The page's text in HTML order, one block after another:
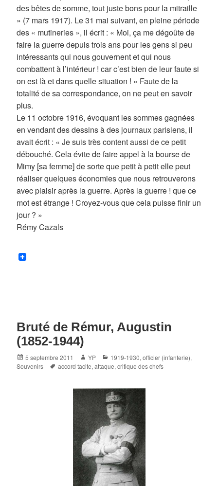
des bêtes de somme, tout juste bons pour la mitraille
» (7 mars 1917). Le 31 mai suivant, en pleine période
des « mutineries », il écrit : « Moi, ça me dégoûte de
faire la guerre depuis trois ans pour les gens si peu
intéressants qui nous gouvernent et qui nous
combattent à l’intérieur ! car c’est bien de leur faute si
on est là et dans quelle situation ! » Faute de la
totalité de sa correspondance, on ne peut en savoir
plus.
Le 11 octobre 1916, évoquant les sommes gagnées
en vendant des dessins à des journaux parisiens, il
avait écrit : « Je suis très content aussi de ce petit
débouché. Cela évite de faire appel à la bourse de
Mimy [sa femme] de sorte que petit à petit elle peut
réaliser quelques économies que nous retrouverons
avec plaisir après la guerre. Après la guerre ! que ce
mot est étrange ! Croyez-vous que cela puisse finir un
jour ? »
Rémy Cazals
Bruté de Rémur, Augustin
(1852-1944)
Posted
on
5 septembre 2011 Author
YP Categories
1919-1930,officier (infanterie),
Souvenirs
Tags
accord tacite,attaque,critique des chefs